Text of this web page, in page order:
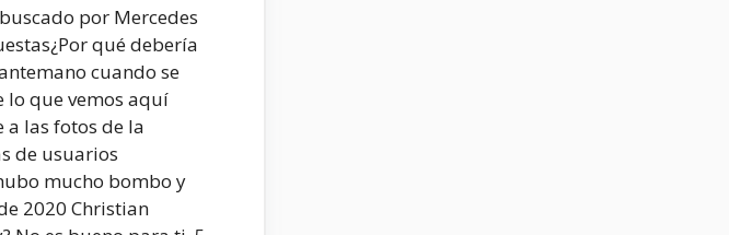
por Mercedes
qué debería
cuando se
lo que vemos aquí
a las fotos de la
de usuarios
mucho bombo y
2020 Christian